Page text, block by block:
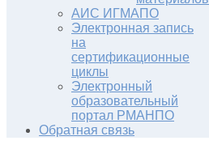
АИС ИГМАПО
Электронная запись
на
сертификационные
циклы
Электронный
образовательный
портал РМАНПО
Обратная связь